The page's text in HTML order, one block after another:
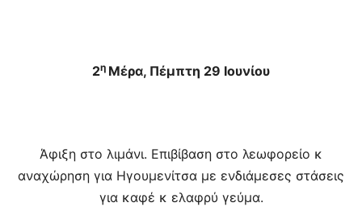
2η Μέρα, Πέμπτη 29 Ιουνίου
Άφιξη στο λιμάνι. Επιβίβαση στο λεωφορείο κ
αναχώρηση για Ηγουμενίτσα με ενδιάμεσες στάσεις
για καφέ κ ελαφρύ γεύμα.